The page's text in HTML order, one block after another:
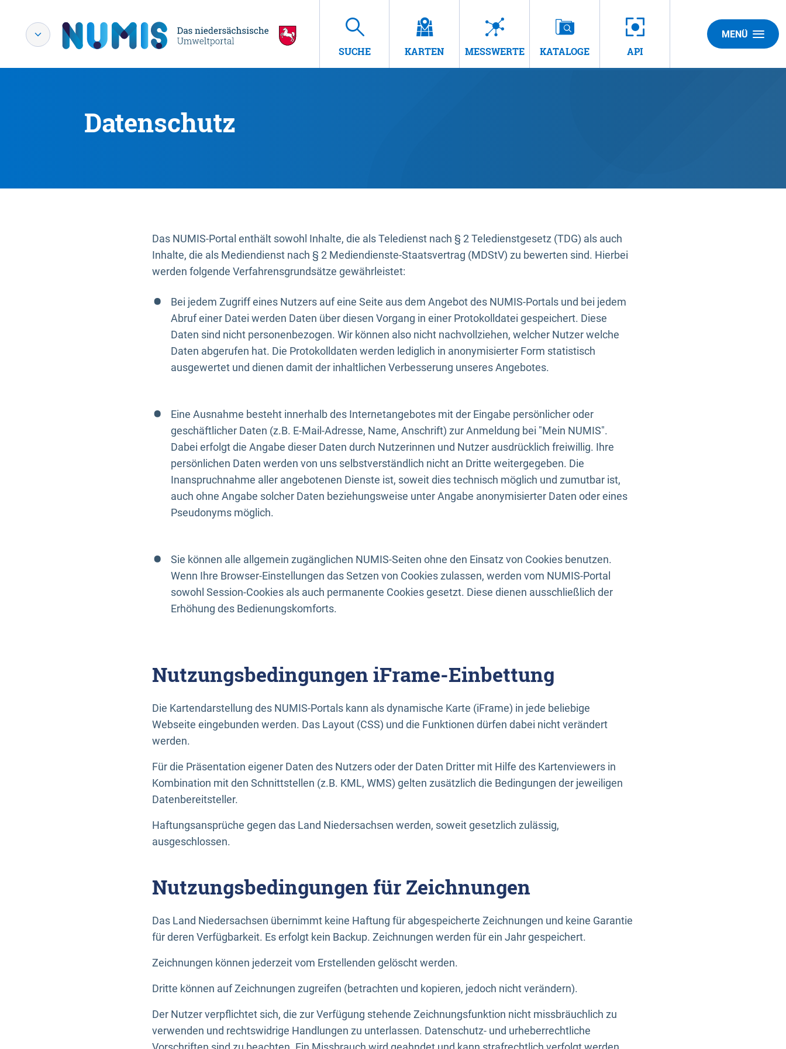
SUCHE KARTEN MESSWERTE KATALOGE API
MENÜ
Datenschutz
Das NUMIS-Portal enthält sowohl Inhalte, die als Teledienst nach § 2 Teledienstgesetz (TDG) als auch
Inhalte, die als Mediendienst nach § 2 Mediendienste-Staatsvertrag (MDStV) zu bewerten sind. Hierbei
werden folgende Verfahrensgrundsätze gewährleistet:
Bei jedem Zugriff eines Nutzers auf eine Seite aus dem Angebot des NUMIS-Portals und bei jedem
Abruf einer Datei werden Daten über diesen Vorgang in einer Protokolldatei gespeichert. Diese
Daten sind nicht personenbezogen. Wir können also nicht nachvollziehen, welcher Nutzer welche
Daten abgerufen hat. Die Protokolldaten werden lediglich in anonymisierter Form statistisch
ausgewertet und dienen damit der inhaltlichen Verbesserung unseres Angebotes.
Eine Ausnahme besteht innerhalb des Internetangebotes mit der Eingabe persönlicher oder
geschäftlicher Daten (z.B. E-Mail-Adresse, Name, Anschrift) zur Anmeldung bei "Mein NUMIS".
Dabei erfolgt die Angabe dieser Daten durch Nutzerinnen und Nutzer ausdrücklich freiwillig. Ihre
persönlichen Daten werden von uns selbstverständlich nicht an Dritte weitergegeben. Die
Inanspruchnahme aller angebotenen Dienste ist, soweit dies technisch möglich und zumutbar ist,
auch ohne Angabe solcher Daten beziehungsweise unter Angabe anonymisierter Daten oder eines
Pseudonyms möglich.
Sie können alle allgemein zugänglichen NUMIS-Seiten ohne den Einsatz von Cookies benutzen.
Wenn Ihre Browser-Einstellungen das Setzen von Cookies zulassen, werden vom NUMIS-Portal
sowohl Session-Cookies als auch permanente Cookies gesetzt. Diese dienen ausschließlich der
Erhöhung des Bedienungskomforts.
Nutzungsbedingungen iFrame-Einbettung
Die Kartendarstellung des NUMIS-Portals kann als dynamische Karte (iFrame) in jede beliebige
Webseite eingebunden werden. Das Layout (CSS) und die Funktionen dürfen dabei nicht verändert
werden.
Für die Präsentation eigener Daten des Nutzers oder der Daten Dritter mit Hilfe des Kartenviewers in
Kombination mit den Schnittstellen (z.B. KML, WMS) gelten zusätzlich die Bedingungen der jeweiligen
Datenbereitsteller.
Haftungsansprüche gegen das Land Niedersachsen werden, soweit gesetzlich zulässig,
ausgeschlossen.
Nutzungsbedingungen für Zeichnungen
Das Land Niedersachsen übernimmt keine Haftung für abgespeicherte Zeichnungen und keine Garantie
für deren Verfügbarkeit. Es erfolgt kein Backup. Zeichnungen werden für ein Jahr gespeichert.
Zeichnungen können jederzeit vom Erstellenden gelöscht werden.
Dritte können auf Zeichnungen zugreifen (betrachten und kopieren, jedoch nicht verändern).
Der Nutzer verpflichtet sich, die zur Verfügung stehende Zeichnungsfunktion nicht missbräuchlich zu
verwenden und rechtswidrige Handlungen zu unterlassen. Datenschutz- und urheberrechtliche